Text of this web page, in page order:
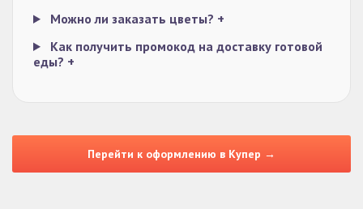
Можно ли заказать цветы? +
Как получить промокод на доставку готовой
еды? +
Перейти к оформлению в Купер →